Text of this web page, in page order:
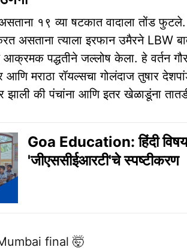
१९ व्या षटकात वादाला तोंड
त्याला इरफान उमैरने LBW
आक्रमक पद्धतीने जल्लोष केला. हे वर्तन
मराठा रॉयल्सचा गोलंदाज तुषार
झाली की पंचांना आणि इतर खेळाडूंना
Goa Education: हिंदी
'जीएससीईआरटी'चे स्पष्टीकरण
final 🤯